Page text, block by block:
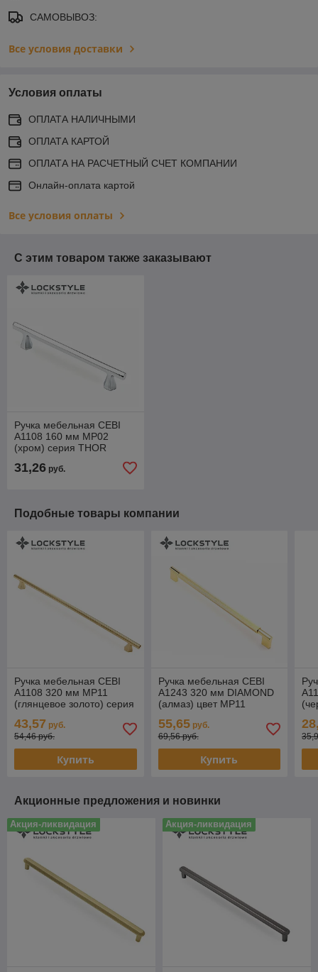
САМОВЫВОЗ:
Все условия доставки
Условия оплаты
ОПЛАТА НАЛИЧНЫМИ
ОПЛАТА КАРТОЙ
ОПЛАТА НА РАСЧЕТНЫЙ СЧЕТ КОМПАНИИ
Онлайн-оплата картой
Все условия оплаты
С этим товаром также заказывают
Ручка мебельная CEBI
A1108 160 мм MP02
(хром) серия THOR
31,26 руб.
Подобные товары компании
Ручка мебельная CEBI
A1108 320 мм MP11
(глянцевое золото) серия
43,57 руб.
54,46 руб.
Купить
Ручка мебельная CEBI
A1243 320 мм DIAMOND
(алмаз) цвет MP11
55,65руб.
69,56 руб.
Купить
Акционные предложения и новинки
Акция-ликвидация Акция-ликвидация